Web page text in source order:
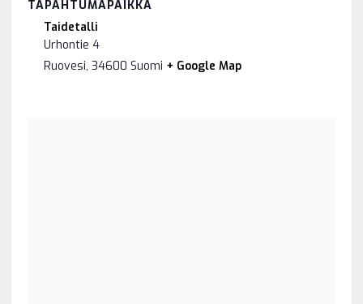
TAPAHTUMAPAIKKA
Taidetalli
Urhontie 4
Ruovesi, 34600 Suomi + Google Map